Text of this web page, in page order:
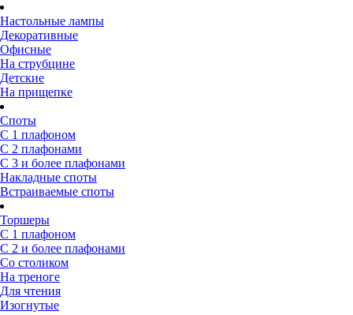
Настольные лампы
Декоративные
Офисные
На струбцине
Детские
На прищепке
Споты
С 1 плафоном
С 2 плафонами
С 3 и более плафонами
Накладные споты
Встраиваемые споты
Торшеры
С 1 плафоном
С 2 и более плафонами
Со столиком
На треноге
Для чтения
Изогнутые